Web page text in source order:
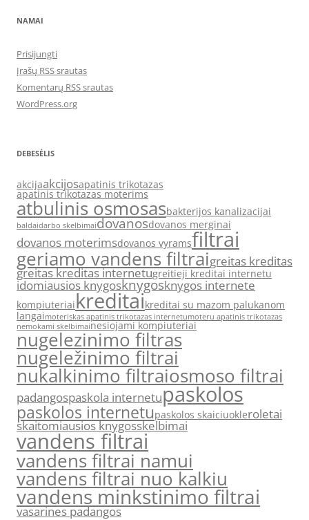
NAMAI
Prisijungti
Įrašų RSS srautas
Komentarų RSS srautas
WordPress.org
DEBESĖLIS
akcijaakcijosapatinis trikotazas
apatinis trikotazas moterims
atbulinis osmosasbakterijos kanalizacijai
baldaidarbo skelbimaidovanosdovanos merginai
dovanos moterimsdovanos vyramsfiltrai
geriamo vandens filtraigreitas kreditas
greitas kreditas internetugreitieji kreditai internetu
idomiausios knygosknygosknygos internete
kompiuteriaikreditaikreditai su mazom palukanom
langaimoteriskas apatinis trikotazas internetumoteru apatinis trikotazas
nemokami skelbimainesiojami kompiuteriai
nugelezinimo filtras
nugeležinimo filtrai
nukalkinimo filtraiosmoso filtrai
padangospaskola internetupaskolos
paskolos internetupaskolos skaiciuokleroletai
skaitomiausios knygosskelbimai
vandens filtrai
vandens filtrai namui
vandens filtrai nuo kalkiu
vandens minkstinimo filtrai
vasarines padangos